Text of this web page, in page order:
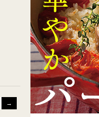
おき
常備菜
お
yumyum
ぷれーん
乾物屋さ